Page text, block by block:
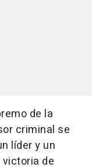
de la
criminal se
líder y un
de